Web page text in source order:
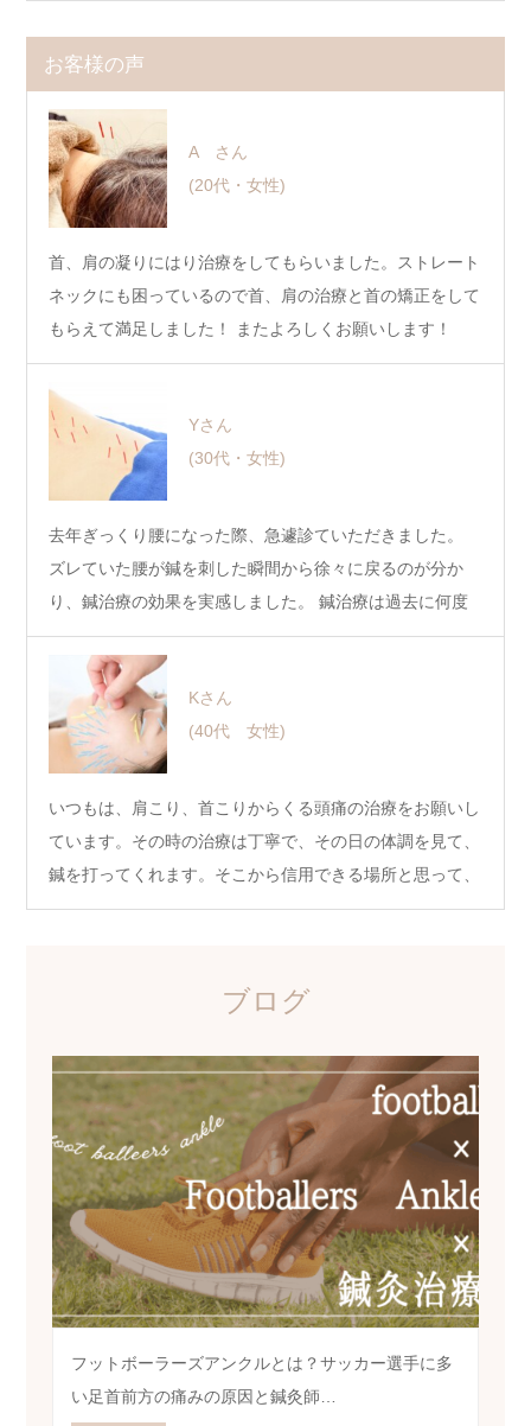
お客様の声
A さん
(20代・女性)
首、肩の凝りにはり治療をしてもらいました。ストレート
ネックにも困っているので首、肩の治療と首の矯正をして
もらえて満足しました！ またよろしくお願いします！
Yさん
(30代・女性)
去年ぎっくり腰になった際、急遽診ていただきました。
ズレていた腰が鍼を刺した瞬間から徐々に戻るのが分か
り、鍼治療の効果を実感しました。 鍼治療は過去に何度
も経…
Kさん
(40代 女性)
いつもは、肩こり、首こりからくる頭痛の治療をお願いし
ています。その時の治療は丁寧で、その日の体調を見て、
鍼を打ってくれます。そこから信用できる場所と思って、
…
ブログ
フットボーラーズアンクルとは？サッカー選手に多
い足首前方の痛みの原因と鍼灸師…